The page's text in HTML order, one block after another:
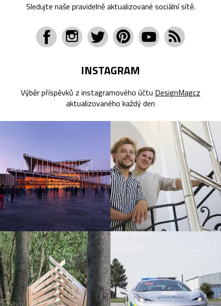
Sledujte naše pravidelně aktualizované sociální sítě.
INSTAGRAM
Výběr příspěvků z instagramového účtu DesignMagcz
aktualizovaného každý den